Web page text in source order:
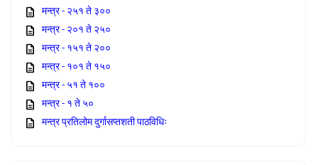
मन्त्र - २५१ ते ३००
मन्त्र - २०१ ते २५०
मन्त्र - १५१ ते २००
मन्त्र - १०१ ते १५०
मन्त्र - ५१ ते १००
मन्त्र - १ ते ५०
मन्त्र प्रतिलोम दुर्गासप्तशती पाठविधिः